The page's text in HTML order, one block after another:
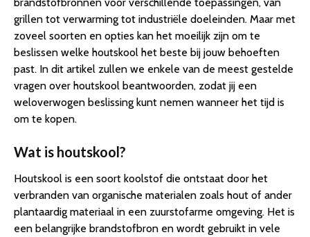
brandstofbronnen voor verschillende toepassingen, van
grillen tot verwarming tot industriële doeleinden. Maar met
zoveel soorten en opties kan het moeilijk zijn om te
beslissen welke houtskool het beste bij jouw behoeften
past. In dit artikel zullen we enkele van de meest gestelde
vragen over houtskool beantwoorden, zodat jij een
weloverwogen beslissing kunt nemen wanneer het tijd is
om te kopen.
Wat is houtskool?
Houtskool is een soort koolstof die ontstaat door het
verbranden van organische materialen zoals hout of ander
plantaardig materiaal in een zuurstofarme omgeving. Het is
een belangrijke brandstofbron en wordt gebruikt in vele